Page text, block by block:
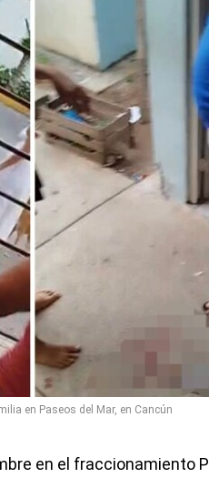
en Paseos del Mar, en Cancún
en el fraccionamiento